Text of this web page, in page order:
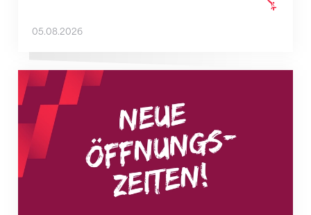
05.08.2026
Neue Empfangszeiten ab 1. August 2026